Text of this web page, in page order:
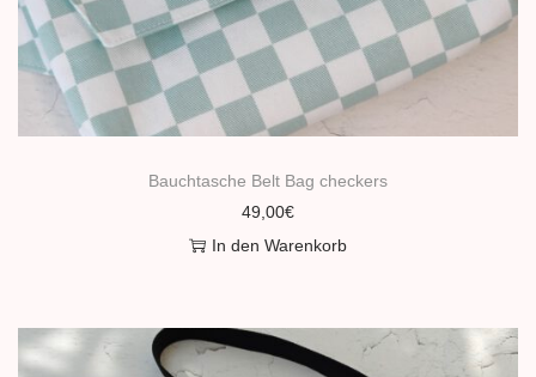
n
Bauchtasche Belt Bag checkers
49,00€
In den Warenkorb